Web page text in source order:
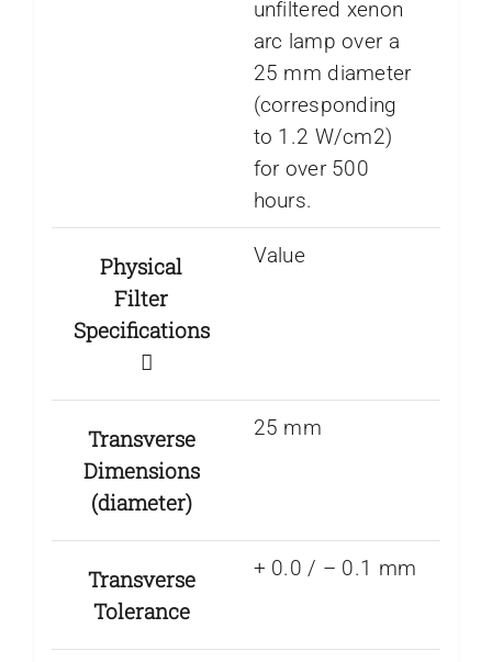
unfiltered xenon
arc lamp over a
25 mm diameter
(corresponding
to 1.2 W/cm2)
for over 500
hours.
Physical
Filter
Specifications
Value
Transverse
Dimensions
(diameter)
25 mm
Transverse
Tolerance
+ 0.0 / – 0.1 mm